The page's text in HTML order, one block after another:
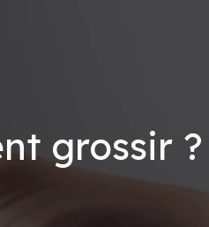
grossir